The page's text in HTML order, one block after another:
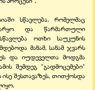
სწავლება, რომელმაც
და წარმართული
ოთხი საუკუნის
მანამ, სანამ ჯვარს
და იუდეველთა მოდგმა
შემდეგ "გადმოცემები"
ისე შესთავაზეს, თითქოსდა